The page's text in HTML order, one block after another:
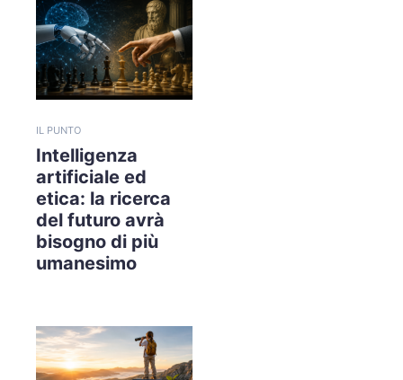
IL PUNTO
Intelligenza
artificiale ed
etica: la ricerca
del futuro avrà
bisogno di più
umanesimo